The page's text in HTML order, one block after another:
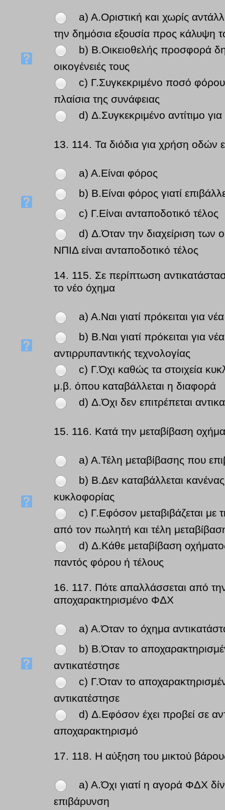
a) A.Οριστική και χωρίς
την δημόσια εξουσία προς κάλυψη
b) B.Οικειοθελής προσφορά
οικογένειές τους
c) Γ.Συγκεκριμένο ποσό φόρου
πλαίσια της συνάφειας
d) Δ.Συγκεκριμένο αντίτιμο
13. 114. Τα διόδια για χρήση οδών
a) A.Είναι φόρος
b) B.Είναι φόρος γιατί
c) Γ.Είναι ανταποδοτικό τέλος
d) Δ.Όταν την διαχείριση των
ΝΠΙΔ είναι ανταποδοτικό τέλος
14. 115. Σε περίπτωση
το νέο όχημα
a) A.Ναι γιατί πρόκειται για
b) B.Ναι γιατί πρόκειται για
αντιρρυπαντικής τεχνολογίας
c) Γ.Όχι καθώς τα στοιχεία
μ.β. όπου καταβάλλεται η διαφορά
d) Δ.Όχι δεν επιτρέπεται
15. 116. Κατά την μεταβίβαση
a) A.Τέλη μεταβίβασης που
b) B.Δεν καταβάλλεται
κυκλοφορίας
c) Γ.Εφόσον μεταβιβάζεται με
από τον πωλητή και τέλη
d) Δ.Κάθε μεταβίβαση
παντός φόρου ή τέλους
16. 117. Πότε απαλλάσσεται από
αποχαρακτηρισμένο ΦΔΧ
a) A.Όταν το όχημα
b) B.Όταν το
αντικατέστησε
c) Γ.Όταν το
αντικατέστησε
d) Δ.Εφόσον έχει προβεί σε
αποχαρακτηρισμό
17. 118. Η αύξηση του μικτού
a) A.Όχι γιατί η αγορά ΦΔΧ
επιβάρυνση